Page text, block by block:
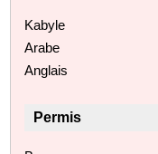
Kabyle
Arabe
Anglais
Permis